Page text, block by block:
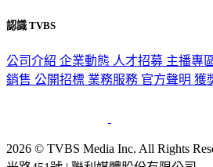
認識 TVBS
公司介紹 企業動態 人才招募 主播專
銷售 公開招標 業務服務 官方聲明 獲
2026 © TVBS Media Inc. All Rights